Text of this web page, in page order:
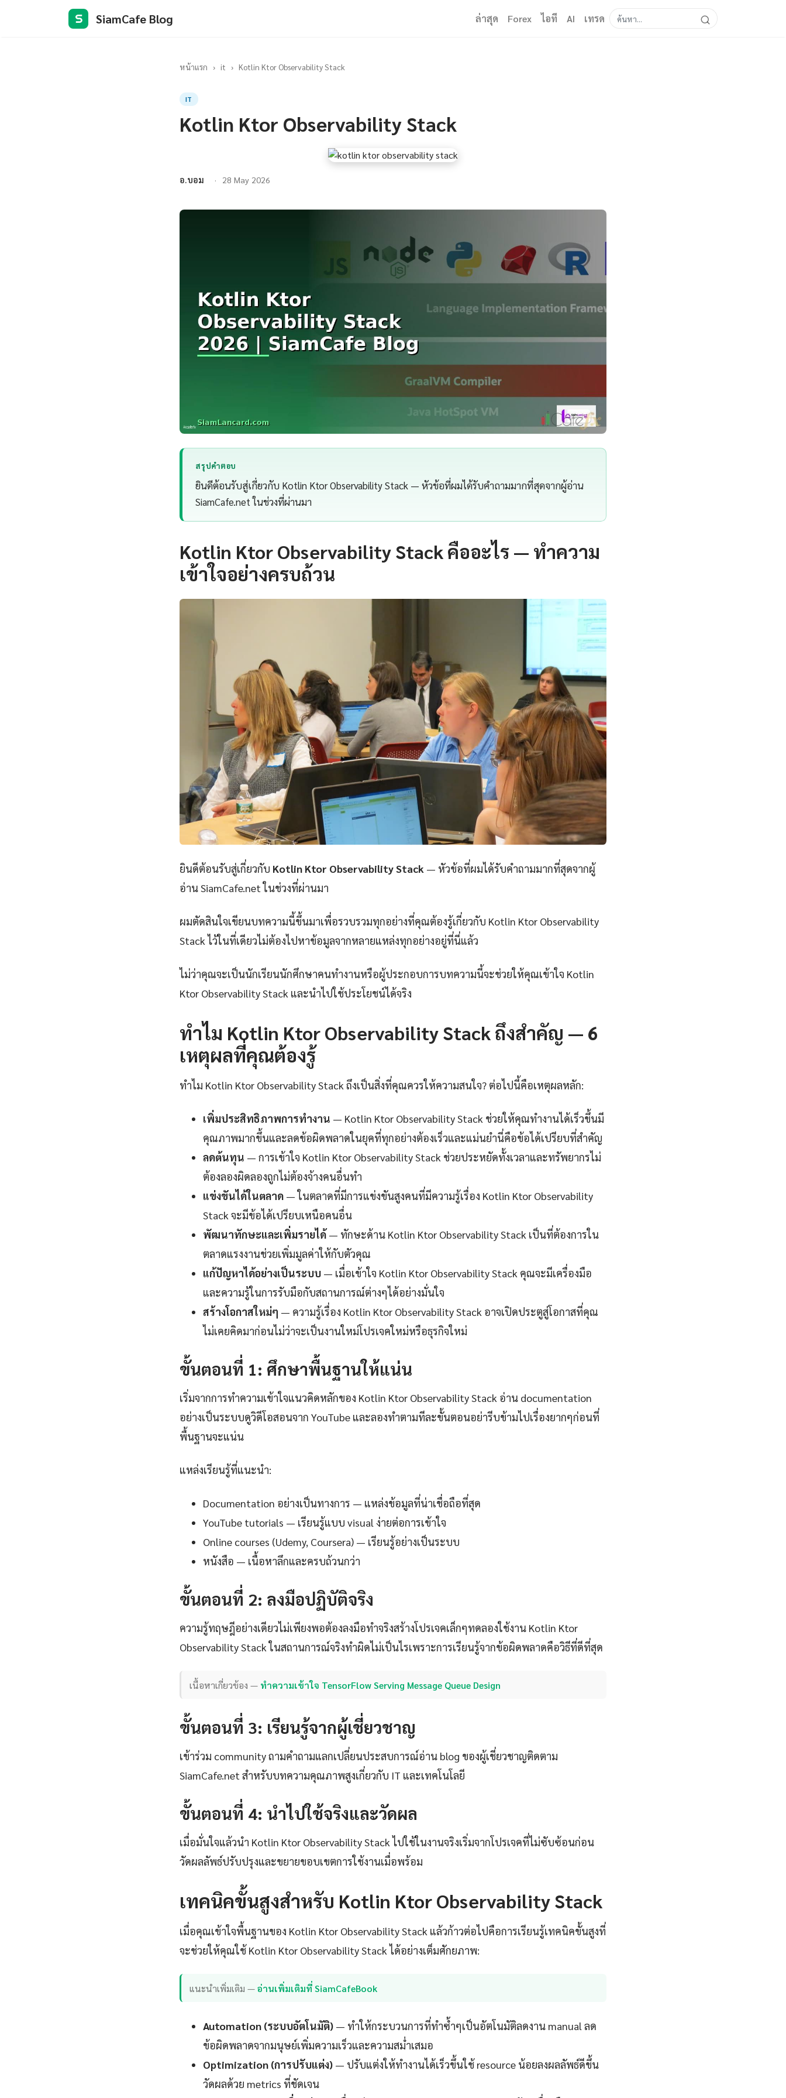
S SiamCafe Blog ล่าสุด Forex ไอที AI เทรด
หน้าแรก › it › Kotlin Ktor Observability Stack
IT
Kotlin Ktor Observability Stack
อ.บอม 28 May 2026
สรุปคำตอบ
ยินดีต้อนรับสู่เกี่ยวกับ Kotlin Ktor Observability Stack — หัวข้อที่ผมได้รับคำถามมากที่สุดจากผู้อ่าน
SiamCafe.net ในช่วงที่ผ่านมา
Kotlin Ktor Observability Stack คืออะไร — ทำความ
เข้าใจอย่างครบถ้วน
ยินดีต้อนรับสู่เกี่ยวกับ Kotlin Ktor Observability Stack — หัวข้อที่ผมได้รับคำถามมากที่สุดจากผู้
อ่าน SiamCafe.net ในช่วงที่ผ่านมา
ผมตัดสินใจเขียนบทความนี้ขึ้นมาเพื่อรวบรวมทุกอย่างที่คุณต้องรู้เกี่ยวกับ Kotlin Ktor Observability
Stack ไว้ในที่เดียวไม่ต้องไปหาข้อมูลจากหลายแหล่งทุกอย่างอยู่ที่นี่แล้ว
ไม่ว่าคุณจะเป็นนักเรียนนักศึกษาคนทำงานหรือผู้ประกอบการบทความนี้จะช่วยให้คุณเข้าใจ Kotlin
Ktor Observability Stack และนำไปใช้ประโยชน์ได้จริง
ทำไม Kotlin Ktor Observability Stack ถึงสำคัญ — 6
เหตุผลที่คุณต้องรู้
ทำไม Kotlin Ktor Observability Stack ถึงเป็นสิ่งที่คุณควรให้ความสนใจ? ต่อไปนี้คือเหตุผลหลัก:
เพิ่มประสิทธิภาพการทำงาน — Kotlin Ktor Observability Stack ช่วยให้คุณทำงานได้เร็วขึ้นมี
คุณภาพมากขึ้นและลดข้อผิดพลาดในยุคที่ทุกอย่างต้องเร็วและแม่นยำนี่คือข้อได้เปรียบที่สำคัญ
ลดต้นทุน — การเข้าใจ Kotlin Ktor Observability Stack ช่วยประหยัดทั้งเวลาและทรัพยากรไม่
ต้องลองผิดลองถูกไม่ต้องจ้างคนอื่นทำ
แข่งขันได้ในตลาด — ในตลาดที่มีการแข่งขันสูงคนที่มีความรู้เรื่อง Kotlin Ktor Observability
Stack จะมีข้อได้เปรียบเหนือคนอื่น
พัฒนาทักษะและเพิ่มรายได้— ทักษะด้าน Kotlin Ktor Observability Stack เป็นที่ต้องการใน
ตลาดแรงงานช่วยเพิ่มมูลค่าให้กับตัวคุณ
แก้ปัญหาได้อย่างเป็นระบบ — เมื่อเข้าใจ Kotlin Ktor Observability Stack คุณจะมีเครื่องมือ
และความรู้ในการรับมือกับสถานการณ์ต่างๆได้อย่างมั่นใจ
สร้างโอกาสใหม่ๆ — ความรู้เรื่อง Kotlin Ktor Observability Stack อาจเปิดประตูสู่โอกาสที่คุณ
ไม่เคยคิดมาก่อนไม่ว่าจะเป็นงานใหม่โปรเจคใหม่หรือธุรกิจใหม่
ขั้นตอนที่ 1: ศึกษาพื้นฐานให้แน่น
เริ่มจากการทำความเข้าใจแนวคิดหลักของ Kotlin Ktor Observability Stack อ่าน documentation
อย่างเป็นระบบดูวิดีโอสอนจาก YouTube และลองทำตามทีละขั้นตอนอย่ารีบข้ามไปเรื่องยากๆก่อนที่
พื้นฐานจะแน่น
แหล่งเรียนรู้ที่แนะนำ:
Documentation อย่างเป็นทางการ — แหล่งข้อมูลที่น่าเชื่อถือที่สุด
YouTube tutorials — เรียนรู้แบบ visual ง่ายต่อการเข้าใจ
Online courses (Udemy, Coursera) — เรียนรู้อย่างเป็นระบบ
หนังสือ — เนื้อหาลึกและครบถ้วนกว่า
ขั้นตอนที่ 2: ลงมือปฏิบัติจริง
ความรู้ทฤษฎีอย่างเดียวไม่เพียงพอต้องลงมือทำจริงสร้างโปรเจคเล็กๆทดลองใช้งาน Kotlin Ktor
Observability Stack ในสถานการณ์จริงทำผิดไม่เป็นไรเพราะการเรียนรู้จากข้อผิดพลาดคือวิธีที่ดีที่สุด
เนื้อหาเกี่ยวข้อง — ทำความเข้าใจ TensorFlow Serving Message Queue Design
ขั้นตอนที่ 3: เรียนรู้จากผู้เชี่ยวชาญ
เข้าร่วม community ถามคำถามแลกเปลี่ยนประสบการณ์อ่าน blog ของผู้เชี่ยวชาญติดตาม
SiamCafe.net สำหรับบทความคุณภาพสูงเกี่ยวกับ IT และเทคโนโลยี
ขั้นตอนที่ 4: นำไปใช้จริงและวัดผล
เมื่อมั่นใจแล้วนำ Kotlin Ktor Observability Stack ไปใช้ในงานจริงเริ่มจากโปรเจคที่ไม่ซับซ้อนก่อน
วัดผลลัพธ์ปรับปรุงและขยายขอบเขตการใช้งานเมื่อพร้อม
เทคนิคขั้นสูงสำหรับ Kotlin Ktor Observability Stack
เมื่อคุณเข้าใจพื้นฐานของ Kotlin Ktor Observability Stack แล้วก้าวต่อไปคือการเรียนรู้เทคนิคขั้นสูงที่
จะช่วยให้คุณใช้ Kotlin Ktor Observability Stack ได้อย่างเต็มศักยภาพ:
แนะนำเพิ่มเติม —อ่านเพิ่มเติมที่ SiamCafeBook
Automation (ระบบอัตโนมัติ) — ทำให้กระบวนการที่ทำซ้ำๆเป็นอัตโนมัติลดงาน manual ลด
ข้อผิดพลาดจากมนุษย์เพิ่มความเร็วและความสม่ำเสมอ
Optimization (การปรับแต่ง) — ปรับแต่งให้ทำงานได้เร็วขึ้นใช้ resource น้อยลงผลลัพธ์ดีขึ้น
วัดผลด้วย metrics ที่ชัดเจน